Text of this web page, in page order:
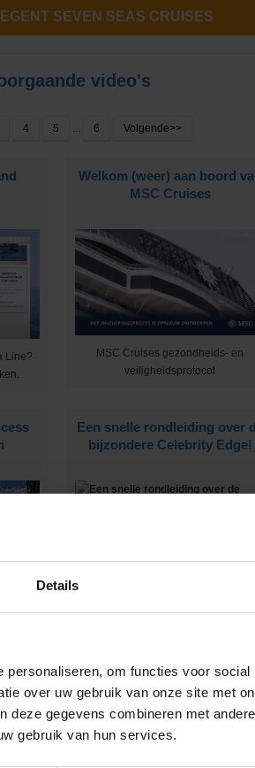
Details
om functies voor social
over uw gebruik van onze site met
deze gegevens combineren met
gebruik van hun services.
video's
4 5 6 Volgende>>
Line?
Welkom (weer) aan boord
MSC Cruises
MSC Cruises gezondheids- en
veiligheidsprotocol
Een snelle rondleiding over
bijzondere Celebrity Edge!
Op expeditie cruise met
Seabourn!